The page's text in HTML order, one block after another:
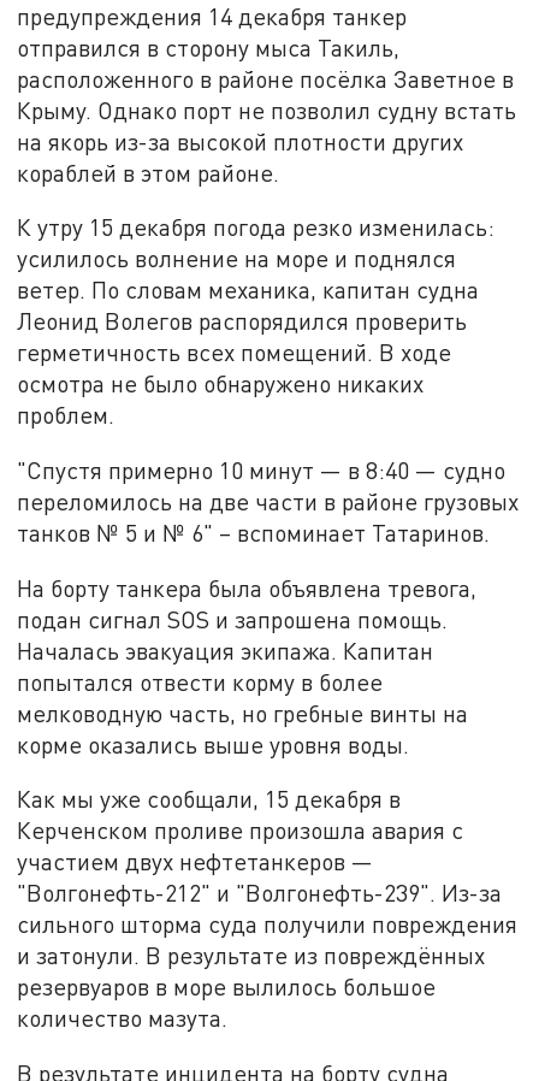
предупреждения 14 декабря танкер
отправился в сторону мыса Такиль,
расположенного в районе посёлка Заветное в
Крыму. Однако порт не позволил судну встать
на якорь из-за высокой плотности других
кораблей в этом районе.
К утру 15 декабря погода резко изменилась:
усилилось волнение на море и поднялся
ветер. По словам механика, капитан судна
Леонид Волегов распорядился проверить
герметичность всех помещений. В ходе
осмотра не было обнаружено никаких
проблем.
"Спустя примерно 10 минут — в 8:40 — судно
переломилось на две части в районе грузовых
танков № 5 и № 6" – вспоминает Татаринов.
На борту танкера была объявлена тревога,
подан сигнал SOS и запрошена помощь.
Началась эвакуация экипажа. Капитан
попытался отвести корму в более
мелководную часть, но гребные винты на
корме оказались выше уровня воды.
Как мы уже сообщали, 15 декабря в
Керченском проливе произошла авария с
участием двух нефтетанкеров —
"Волгонефть-212" и "Волгонефть-239". Из-за
сильного шторма суда получили повреждения
и затонули. В результате из повреждённых
резервуаров в море вылилось большое
количество мазута.
В результате инцидента на борту судна